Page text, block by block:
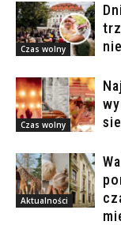
Czas wolny
Czas wolny
Aktualności